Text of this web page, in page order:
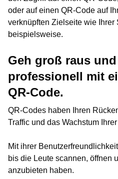
oder auf einen QR-Code auf
verknüpften Zielseite wie Ihrer
beispielsweise.
Geh groß raus
professionell mit
QR-Code.
QR-Codes haben Ihren
Traffic und das Wachstum
Mit ihrer
bis die Leute scannen, öffnen
anzubieten haben.